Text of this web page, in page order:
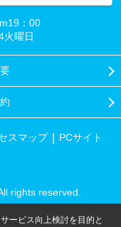
：00
火曜日
スマップ PCサイト
rights reserved.
ービス向上検討を目的と